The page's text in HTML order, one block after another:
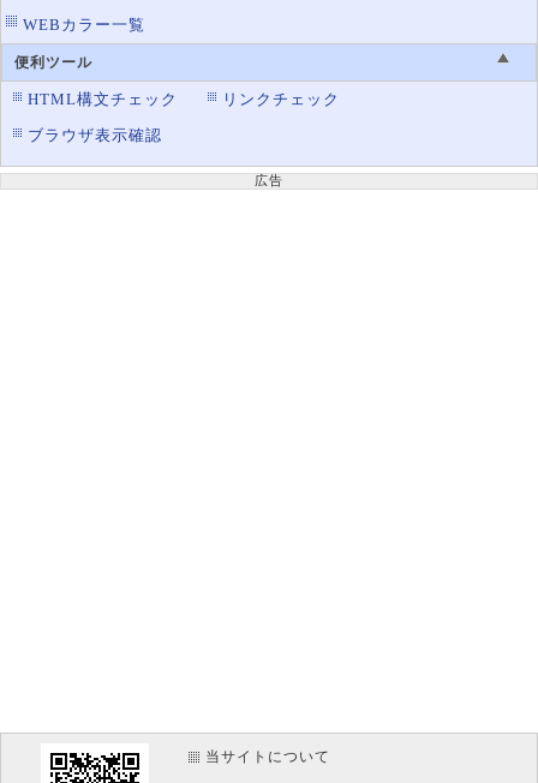
WEBカラー一覧
便利ツール
HTML構文チェック
リンクチェック
ブラウザ表示確認
広告
当サイトについて